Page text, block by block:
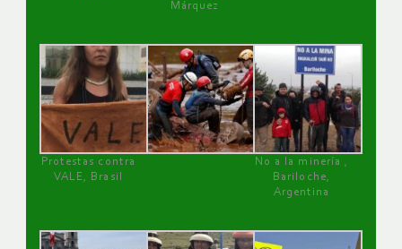
Márquez
Protestas contra
VALE, Brasil
No a la minería ,
Bariloche,
Argentina